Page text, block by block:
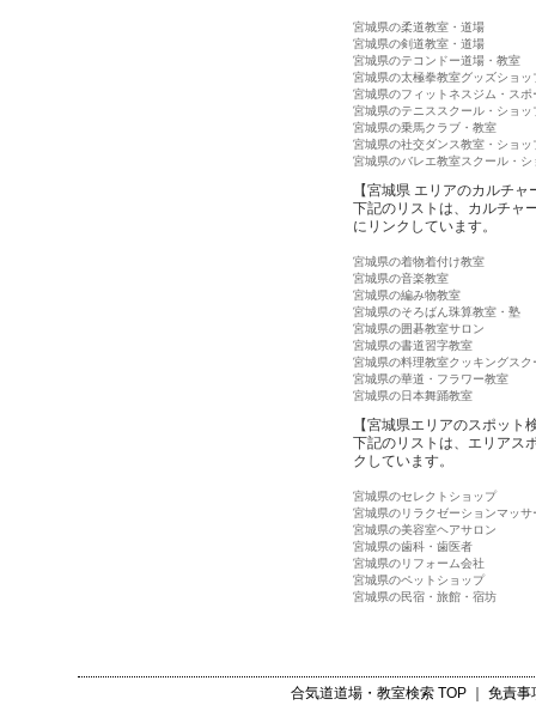
宮城県の柔道教室・道場
宮城県の剣道教室・道場
宮城県のテコンドー道場・教室
宮城県の太極拳教室グッズショッ
宮城県のフィットネスジム・スポ
宮城県のテニススクール・ショッ
宮城県の乗馬クラブ・教室
宮城県の社交ダンス教室・ショッ
宮城県のバレエ教室スクール・シ
【宮城県 エリアのカルチ
下記のリストは、カルチャ
にリンクしています。
宮城県の着物着付け教室
宮城県の音楽教室
宮城県の編み物教室
宮城県のそろばん珠算教室・塾
宮城県の囲碁教室サロン
宮城県の書道習字教室
宮城県の料理教室クッキングスク
宮城県の華道・フラワー教室
宮城県の日本舞踊教室
【宮城県エリアのスポット
下記のリストは、エリアス
クしています。
宮城県のセレクトショップ
宮城県のリラクゼーションマッサ
宮城県の美容室ヘアサロン
宮城県の歯科・歯医者
宮城県のリフォーム会社
宮城県のペットショップ
宮城県の民宿・旅館・宿坊
合気道道場・教室検索TOP ｜ 免責事